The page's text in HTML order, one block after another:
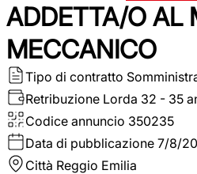
ADDETTA/O AL
MECCANICO
Tipo di contratto
Retribuzione Lorda 32 - 35
Codice annuncio 350235
Data di pubblicazione 7/8/
Città Reggio Emilia